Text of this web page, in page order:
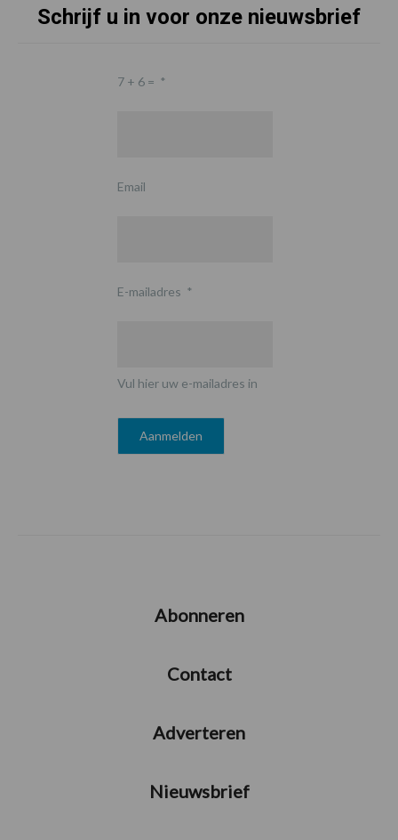
Schrijf u in voor onze nieuwsbrief
7 + 6 = *
Email
E-mailadres *
Vul hier uw e-mailadres in
Abonneren
Contact
Adverteren
Nieuwsbrief